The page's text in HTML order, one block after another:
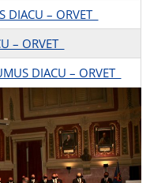
DIACU – ORVET
– ORVET
DIACU – ORVET